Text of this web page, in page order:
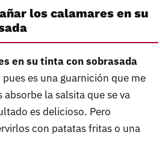
los calamares en su
en su tinta con sobrasada
es una guarnición que me
la salsita que se va
es delicioso. Pero
con patatas fritas o una